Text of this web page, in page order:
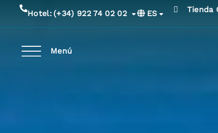
Hotel: (+34) 922 74 02 02 ES Tienda
Menú